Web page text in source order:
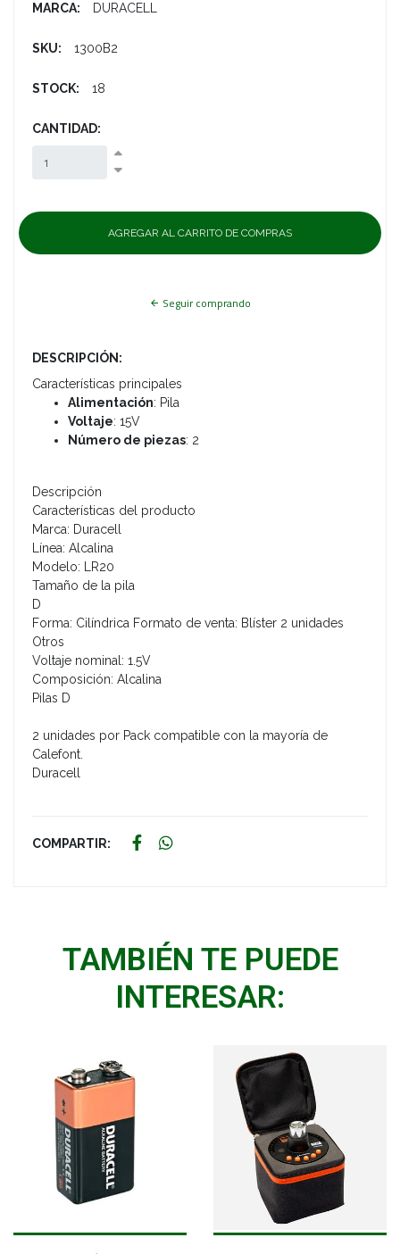
MARCA: DURACELL
SKU: 1300B2
STOCK: 18
CANTIDAD:
Seguir comprando
DESCRIPCIÓN:
Características principales
Alimentación: Pila
Voltaje: 15V
Número de piezas: 2
Descripción
Características del producto
Marca: Duracell
Línea: Alcalina
Modelo: LR20
Tamaño de la pila
D
Forma: Cilíndrica Formato de venta: Blíster 2 unidades
Otros
Voltaje nominal: 1.5V
Composición: Alcalina
Pilas D
2 unidades por Pack compatible con la mayoría de
Calefont.
Duracell
COMPARTIR:
TAMBIÉN TE PUEDE
INTERESAR: